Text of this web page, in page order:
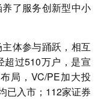
了服务创新型中小
体参与踊跃，相互
过510万户，是宣
局，VC/PE加大投
已入市；112家证券